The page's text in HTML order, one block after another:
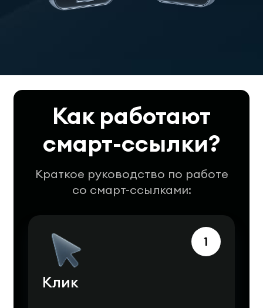
Как работают
смарт-ссылки?
Краткое руководство по работе
cо смарт-ссылками:
Клик
1